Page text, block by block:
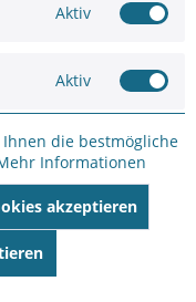
Aktiv
Aktiv
Ihnen die bestmögliche
Informationen
akzeptieren